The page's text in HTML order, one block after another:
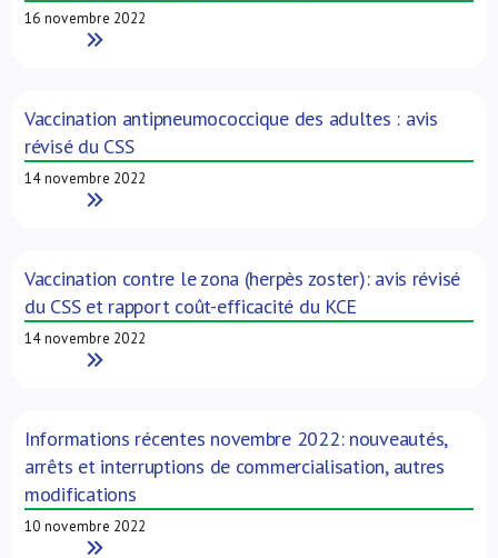
16 novembre 2022
Read More
Vaccination antipneumococcique des adultes : avis
révisé du CSS
14 novembre 2022
Read More
Vaccination contre le zona (herpès zoster): avis révisé
du CSS et rapport coût-efficacité du KCE
14 novembre 2022
Read More
Informations récentes novembre 2022: nouveautés,
arrêts et interruptions de commercialisation, autres
modifications
10 novembre 2022
Read More